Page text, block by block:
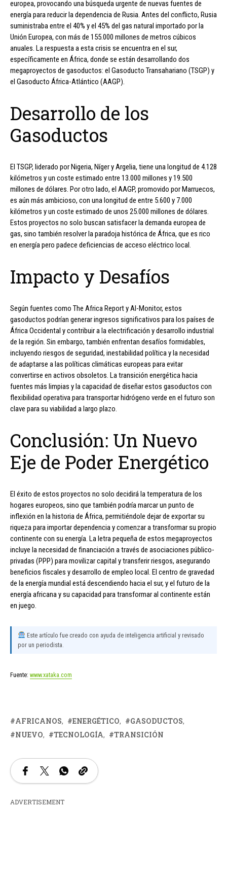
europea, provocando una búsqueda urgente de nuevas fuentes de
energía para reducir la dependencia de Rusia. Antes del conflicto, Rusia
suministraba entre el 40% y el 45% del gas natural importado por la
Unión Europea, con más de 155.000 millones de metros cúbicos
anuales. La respuesta a esta crisis se encuentra en el sur,
específicamente en África, donde se están desarrollando dos
megaproyectos de gasoductos: el Gasoducto Transahariano (TSGP) y
el Gasoducto África-Atlántico (AAGP).
Desarrollo de los
Gasoductos
El TSGP, liderado por Nigeria, Níger y Argelia, tiene una longitud de 4.128
kilómetros y un coste estimado entre 13.000 millones y 19.500
millones de dólares. Por otro lado, el AAGP, promovido por Marruecos,
es aún más ambicioso, con una longitud de entre 5.600 y 7.000
kilómetros y un coste estimado de unos 25.000 millones de dólares.
Estos proyectos no solo buscan satisfacer la demanda europea de
gas, sino también resolver la paradoja histórica de África, que es rico
en energía pero padece deficiencias de acceso eléctrico local.
Impacto y Desafíos
Según fuentes como The Africa Report y Al-Monitor, estos
gasoductos podrían generar ingresos significativos para los países de
África Occidental y contribuir a la electrificación y desarrollo industrial
de la región. Sin embargo, también enfrentan desafíos formidables,
incluyendo riesgos de seguridad, inestabilidad política y la necesidad
de adaptarse a las políticas climáticas europeas para evitar
convertirse en activos obsoletos. La transición energética hacia
fuentes más limpias y la capacidad de diseñar estos gasoductos con
flexibilidad operativa para transportar hidrógeno verde en el futuro son
clave para su viabilidad a largo plazo.
Conclusión: Un Nuevo
Eje de Poder Energético
El éxito de estos proyectos no solo decidirá la temperatura de los
hogares europeos, sino que también podría marcar un punto de
inflexión en la historia de África, permitiéndole dejar de exportar su
riqueza para importar dependencia y comenzar a transformar su propio
continente con su energía. La letra pequeña de estos megaproyectos
incluye la necesidad de financiación a través de asociaciones público-
privadas (PPP) para movilizar capital y transferir riesgos, asegurando
beneficios fiscales y desarrollo de empleo local. El centro de gravedad
de la energía mundial está descendiendo hacia el sur, y el futuro de la
energía africana y su capacidad para transformar al continente están
en juego.
Este artículo fue creado con ayuda de inteligencia artificial y revisado
por un periodista.
Fuente: www.xataka.com
AFRICANOS ENERGÉTICO
GASODUCTOS
NUEVO
TECNOLOGÍA TRANSICIÓN
ADVERTISEMENT